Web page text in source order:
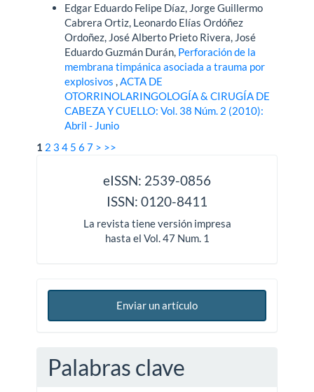
Edgar Eduardo Felipe Díaz, Jorge Guillermo
Cabrera Ortiz, Leonardo Elías Ordóñez
Ordoñez, José Alberto Prieto Rivera, José
Eduardo Guzmán Durán, Perforación de la
membrana timpánica asociada a trauma por
explosivos,ACTA DE
OTORRINOLARINGOLOGÍA & CIRUGÍA DE
CABEZA Y CUELLO: Vol. 38 Núm. 2 (2010):
Abril - Junio
1 2 3 4 5 6 7 > >>
eISSN: 2539-0856
ISSN: 0120-8411
La revista tiene versión impresa
hasta el Vol. 47 Num. 1
Enviar un artículo
Palabras clave